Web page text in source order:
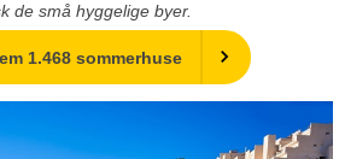
de små hyggelige byer.
1.468 sommerhuse